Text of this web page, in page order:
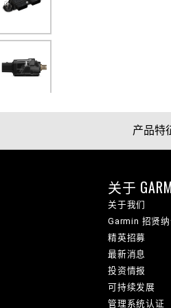
产品特
关于
关于我们
Garmin 招贤
精英招募
最新消息
投资情报
可持续发展
管理系统认证